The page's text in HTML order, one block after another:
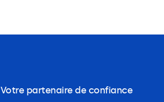
Votre partenaire de confiance